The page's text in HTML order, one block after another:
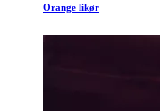
Orange likør